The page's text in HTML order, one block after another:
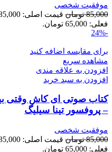
موفقیت شخصی
85,000 تومان قیمت اصلی: 85,000 تومان بود.
فعلی: 65,000 تومان.
-24%
برای مقایسه اضافه کنید
مشاهده سریع
افزودن به علاقه مندی
افزودن به سبد خرید
کتاب صوتی ای کاش وقتی
– پروفسور تینا سیلیگ
موفقیت شخصی
85,000 تومان قیمت اصلی: 85,000 تومان بود.
فعلی: 65,000 تومان.